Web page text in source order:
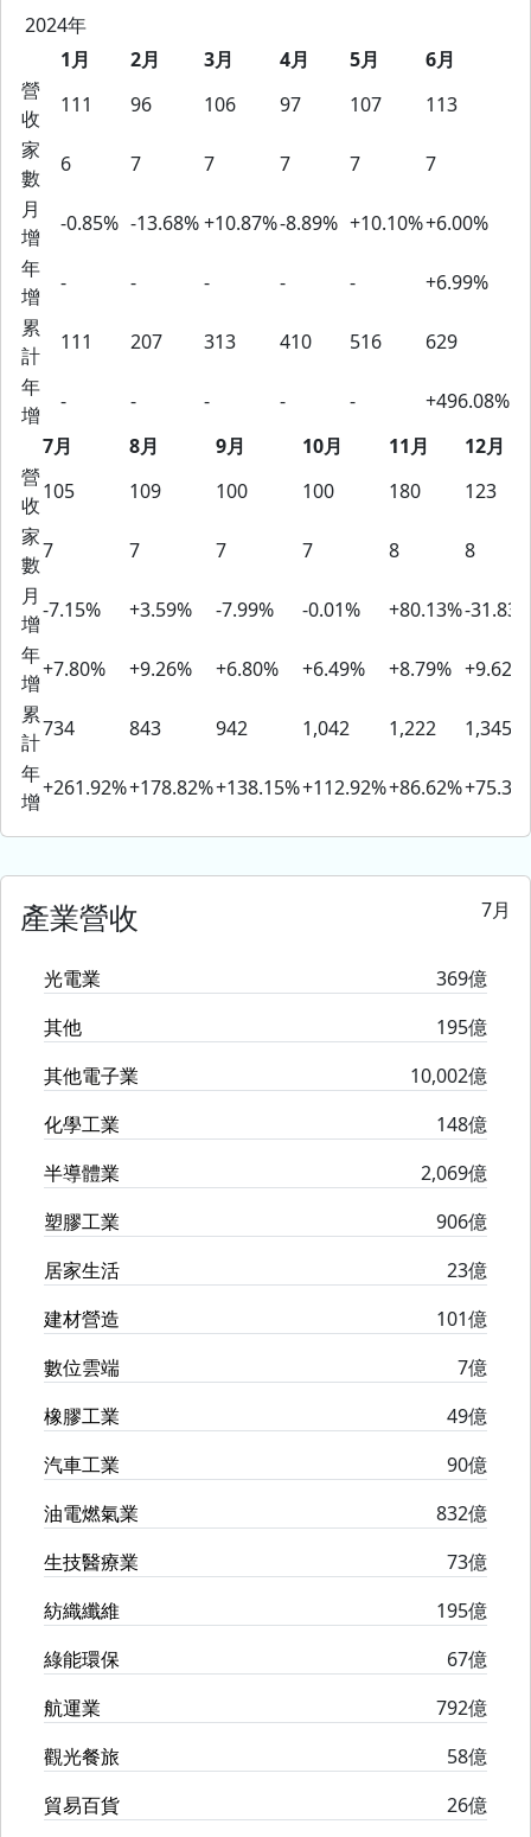
2024年
1月
2月 3月 4月 5月
6月
營
收
111 96 106 97 107
113
家
數
6 7 7 7 7
7
月
增
-0.85% -13.68%+10.87%-8.89% +10.10%+6.00%
年
增
- - - - -
+6.99%
累
計
111 207 313 410 516
629
年
增
- - - - -
+496.08%
7月
8月 9月 10月 11月
12月
營
收
105 109 100 100 180
123
家
數
7 7 7 7 8
8
月
增
-7.15% +3.59% -7.99% -0.01% +80.13%-
年
增
+7.80% +9.26% +6.80% +6.49% +8.79% +9.62%
累
計
734 843 942 1,042 1,222
1,345
年
增
+261.92%+178.82%+138.15%+112.92%+86.62%
產業營收 7月
光電業
369億
其他
195億
其他電子業
10,002億
化學工業
148億
半導體業
2,069億
塑膠工業
906億
居家生活
23億
建材營造
101億
數位雲端
7億
橡膠工業
49億
汽車工業
90億
油電燃氣業
832億
生技醫療業
73億
紡織纖維
195億
綠能環保
67億
航運業
792億
觀光餐旅
58億
貿易百貨
26億